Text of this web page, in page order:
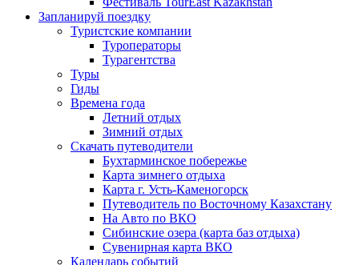
Запланируй поездку
Туристские компании
Туроператоры
Турагентства
Туры
Гиды
Времена года
Летний отдых
Зимний отдых
Скачать путеводители
Бухтарминское побережье
Карта зимнего отдыха
Карта г. Усть-Каменогорск
Путеводитель по Восточному Казахстану
На Авто по ВКО
Сибинские озера (карта баз отдыха)
Сувенирная карта ВКО
Календарь событий